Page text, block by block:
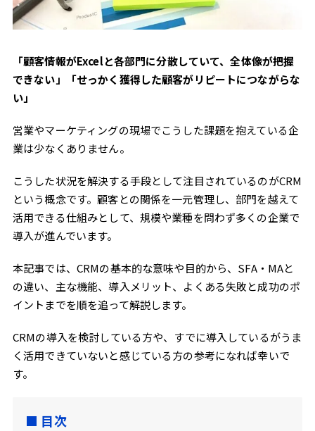
「顧客情報がExcelと各部門に分散していて、全体像が把握
できない」「せっかく獲得した顧客がリピートにつながらな
い」
営業やマーケティングの現場でこうした課題を抱えている企
業は少なくありません。
こうした状況を解決する手段として注目されているのがCRM
という概念です。顧客との関係を一元管理し、部門を越えて
活用できる仕組みとして、規模や業種を問わず多くの企業で
導入が進んでいます。
本記事では、CRMの基本的な意味や目的から、SFA・MAと
の違い、主な機能、導入メリット、よくある失敗と成功のポ
イントまでを順を追って解説します。
CRMの導入を検討している方や、すでに導入しているがうま
く活用できていないと感じている方の参考になれば幸いで
す。
目次